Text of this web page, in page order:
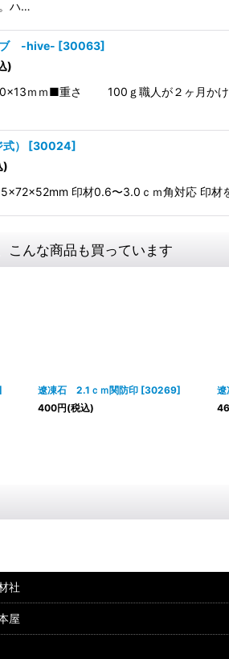
ハ…
-hive- [30063]
)
ｍｍ■重さ 100ｇ職人が２ヶ月かけて
） [30024]
)
印材0.6〜3.0ｃｍ角対応 印材
こんな商品も買っています
遼凍石 2.1ｃｍ関防印 [30269]
400円(税込)
社
屋